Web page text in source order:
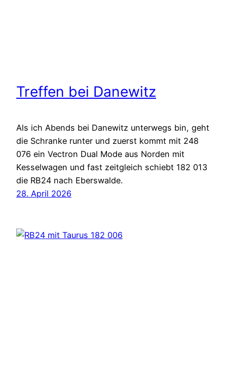
Treffen bei Danewitz
Als ich Abends bei Danewitz unterwegs bin, geht
die Schranke runter und zuerst kommt mit 248
076 ein Vectron Dual Mode aus Norden mit
Kesselwagen und fast zeitgleich schiebt 182 013
die RB24 nach Eberswalde.
28. April 2026